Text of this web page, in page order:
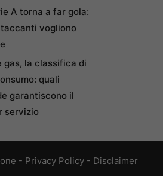
A torna a far gola:
vogliono
gas, la classifica di
quali
garantiscono il
servizio
- Privacy Policy - Disclaimer